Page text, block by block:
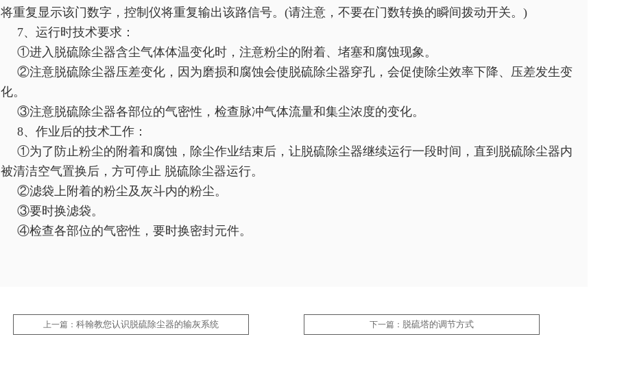
将重复显示该门数字，控制仪将重复输出该路信号。(请注意，不要在门数转换的瞬间拨动开关。)
7、运行时技术要求：
①进入脱硫除尘器含尘气体体温变化时，注意粉尘的附着、堵塞和腐蚀现象。
②注意脱硫除尘器压差变化，因为磨损和腐蚀会使脱硫除尘器穿孔，会促使除尘效率下降、压差发生变
化。
③注意脱硫除尘器各部位的气密性，检查脉冲气体流量和集尘浓度的变化。
8、作业后的技术工作：
①为了防止粉尘的附着和腐蚀，除尘作业结束后，让脱硫除尘器继续运行一段时间，直到脱硫除尘器内
被清洁空气置换后，方可停止 脱硫除尘器运行。
②滤袋上附着的粉尘及灰斗内的粉尘。
③要时换滤袋。
④检查各部位的气密性，要时换密封元件。
上一篇： 科翰教您认识脱硫除尘器的输灰系统 下一篇： 脱硫塔的调节方式